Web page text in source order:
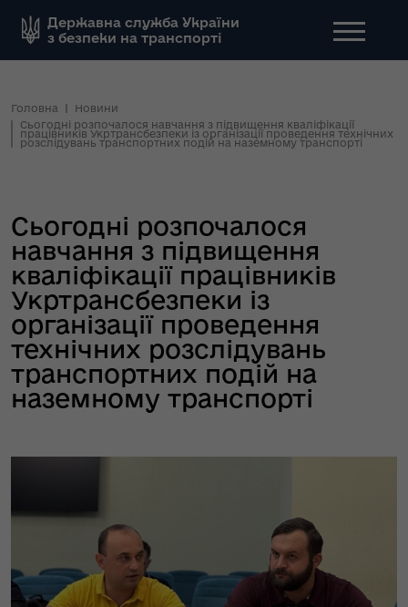
Державна служба України
з безпеки на транспорті
Головна
Новини
Сьогодні розпочалося навчання з підвищення кваліфікації
працівників Укртрансбезпеки із організації проведення технічних
розслідувань транспортних подій на наземному транспорті
Сьогодні розпочалося
навчання з підвищення
кваліфікації працівників
Укртрансбезпеки із
організації проведення
технічних розслідувань
транспортних подій на
наземному транспорті